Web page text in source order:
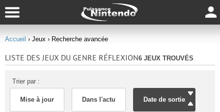
Accueil › Jeux › Recherche avancée
LISTE DES JEUX DU GENRE RÉFLEXION6 JEUX TROUVÉS
Trier par :
Mise à jour Dans l'actu Date de sortie